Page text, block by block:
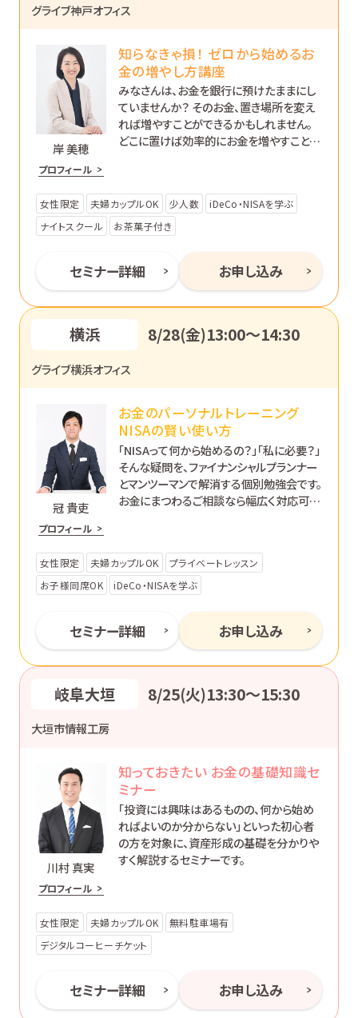
グライブ神戸オフィス
岸 美穂
プロフィール
知らなきゃ損！ ゼロから始めるお
金の増やし方講座
みなさんは、お金を銀行に預けたままにし
ていませんか？ そのお金、置き場所を変え
れば増やすことができるかもしれません。
どこに置けば効率的にお金を増やすことが
女性限定 夫婦カップルOK 少人数
iDeCo・NISAを学ぶ
ナイトスクール
お茶菓子付き
セミナー詳細 お申し込み
横浜 8/28(金)13:00〜14:30
グライブ横浜オフィス
冠 貴吏
プロフィール
お金のパーソナルトレーニング
NISAの賢い使い方
「NISAって何から始めるの？」「私に必要？」
そんな疑問を、ファイナンシャルプランナー
とマンツーマンで解消する個別勉強会です。
お金にまつわるご相談なら幅広く対応可能
女性限定 夫婦カップルOK
プライベートレッスン
お子様同席OK
iDeCo・NISAを学ぶ
セミナー詳細 お申し込み
岐阜大垣 8/25(火)13:30〜15:30
大垣市情報工房
川村 真実
プロフィール
知っておきたい お金の基礎知識セ
ミナー
「投資には興味はあるものの、何から始め
ればよいのか分からない」といった初心者
の方を対象に、資産形成の基礎を分かりや
すく解説するセミナーです。
女性限定 夫婦カップルOK
無料駐車場有
デジタルコーヒーチケット
セミナー詳細 お申し込み